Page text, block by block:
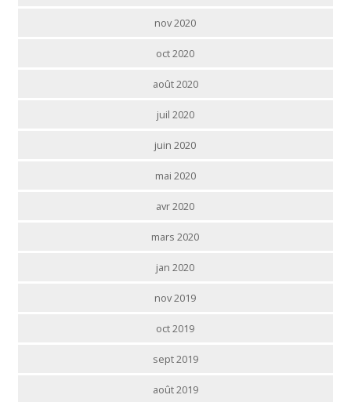
nov 2020
oct 2020
août 2020
juil 2020
juin 2020
mai 2020
avr 2020
mars 2020
jan 2020
nov 2019
oct 2019
sept 2019
août 2019